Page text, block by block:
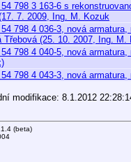
798 3 163-6 s
7. 2009, Ing. M. Kozuk
798 4 036-3, nová
Třebová (25. 10. 2007, Ing. M.
798 4 040-5, nová
798 4 043-3, nová
modifikace: 8.1.2012
(beta)